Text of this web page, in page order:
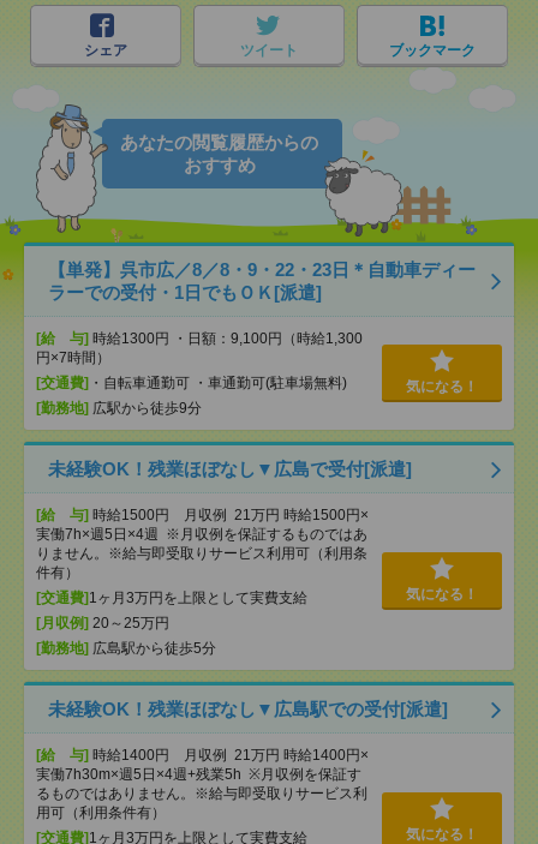
シェア ツイート ブックマーク
あなたの閲覧履歴からの
おすすめ
【単発】呉市広／8／8・9・22・23日＊自動車ディー
ラーでの受付・1日でもＯＫ[派遣]
[給 与] 時給1300円 ・日額：9,100円（時給1,300
円×7時間）
[交通費] ・自転車通勤可 ・車通勤可(駐車場無料)
[勤務地] 広駅から徒歩9分
気になる！
未経験OK！残業ほぼなし▼広島で受付[派遣]
[給 与] 時給1500円 月収例 21万円 時給1500円×
実働7h×週5日×4週 ※月収例を保証するものではあ
りません。※給与即受取りサービス利用可（利用条
件有）
[交通費] 1ヶ月3万円を上限として実費支給
[月収例] 20～25万円
[勤務地] 広島駅から徒歩5分
気になる！
未経験OK！残業ほぼなし▼広島駅での受付[派遣]
[給 与] 時給1400円 月収例 21万円 時給1400円×
実働7h30m×週5日×4週+残業5h ※月収例を保証す
るものではありません。※給与即受取りサービス利
用可（利用条件有）
[交通費] 1ヶ月3万円を上限として実費支給 気になる！